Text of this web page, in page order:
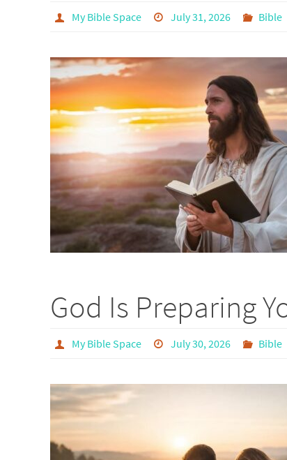
My Bible Space July 31, 2026 Bible
God Is Preparing
My Bible Space July 30, 2026 Bible